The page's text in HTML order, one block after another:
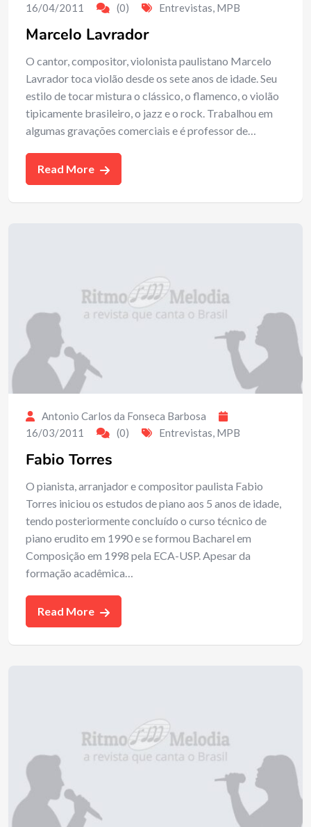
16/04/2011
(0) Entrevistas, MPB
Marcelo Lavrador
O cantor, compositor, violonista paulistano Marcelo
Lavrador toca violão desde os sete anos de idade. Seu
estilo de tocar mistura o clássico, o flamenco, o violão
tipicamente brasileiro, o jazz e o rock. Trabalhou em
algumas gravações comerciais e é professor de…
Read More
Antonio Carlos da Fonseca Barbosa
16/03/2011
(0) Entrevistas, MPB
Fabio Torres
O pianista, arranjador e compositor paulista Fabio
Torres iniciou os estudos de piano aos 5 anos de idade,
tendo posteriormente concluído o curso técnico de
piano erudito em 1990 e se formou Bacharel em
Composição em 1998 pela ECA-USP. Apesar da
formação acadêmica…
Read More